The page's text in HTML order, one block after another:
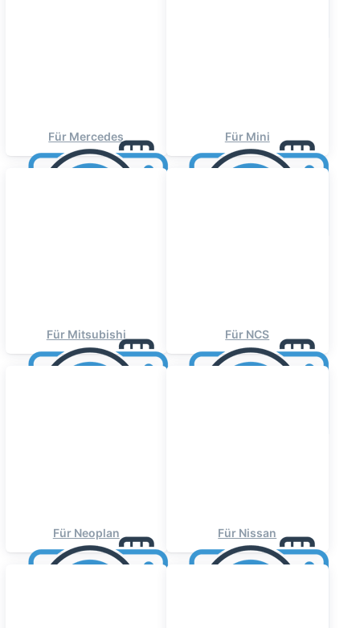
Für Mercedes Für Mini
Für Mitsubishi Für NCS
Für Neoplan Für Nissan